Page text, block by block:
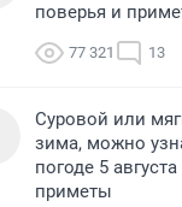
поверья и
77 321 13
Суровой или
зима, можно
погоде 5
приметы